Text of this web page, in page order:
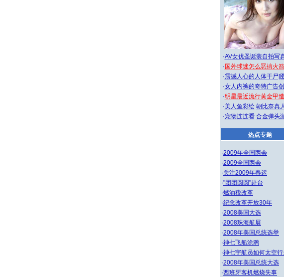
·AV女优圣诞装自拍写
· 国外球迷怎么恶搞火
·震撼人心的人体干尸[
·女人内裤的奇特广告
·明星最近流行黄金甲
·美人鱼彩绘 朝比奈真
·宠物连连看 合金弹头
热点专题
·2009年全国两会
·2009全国两会
·关注2009年春运
·"团团圆圆"赴台
·燃油税改革
·纪念改革开放30年
·2008美国大选
·2008珠海航展
·2008年美国总统选举
·神七飞船涂鸦
·神七宇航员如何太空行
·2008年美国总统大选
·西班牙客机燃烧失事